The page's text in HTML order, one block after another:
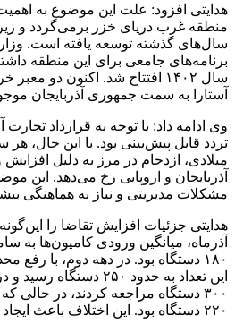
هدایتی افزود: علت این موضوع به
منطقه غرب دریای خزر برمی‌گردد و
سال‌های گذشته توسعه یافته است.
برنامه‌های جامعی برای این منطقه
سال ۱۴۰۲ افتتاح شد. اکنون دو
آستارا به سمت جمهوری آذربایجان
وی ادامه داد: با توجه به قرارداد تجارت
تردد قابل پیش‌بینی بود. با این حال، هر
میلادی، ازدحام در مرز به دلیل
آذربایجان و اروپایی رخ می‌دهد. این
مشکلات مدیریتی و نیاز به هماهنگی
هدایتی جزئیات افزایش تقاضا را
۱۸۰ دستگاه بود. در دهه دوم، با رفع
این تعداد به حدود ۲۵۰
۳۰۰ دستگاه مراجعه کردند، در
۲۲۰ دستگاه بود. این اختلاف باعث ایجاد ازدحام در پشت مرز شد.